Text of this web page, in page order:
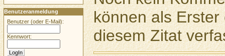
können als
diesem Zitat
Benutzeranmeldung
Benutzer (oder E-Mail):
Kennwort: